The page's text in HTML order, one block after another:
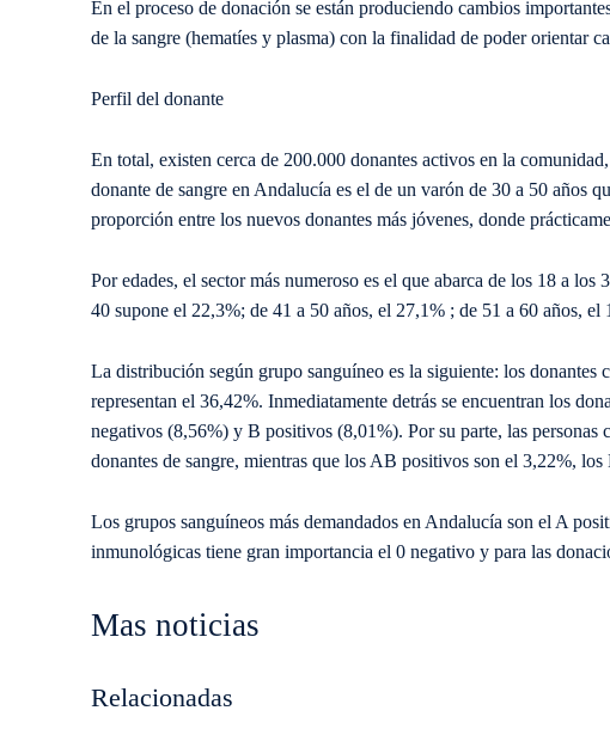
En el proceso de donación se están produciendo cambios
de la sangre (hematíes y plasma) con la finalidad de poder orientar
Perfil del donante
En total, existen cerca de 200.000 donantes activos en la
donante de sangre en Andalucía es el de un varón de 30 a 50 años
proporción entre los nuevos donantes más jóvenes, donde
Por edades, el sector más numeroso es el que abarca de los 18 a
40 supone el 22,3%; de 41 a 50 años, el 27,1% ; de 51 a 60 años,
La distribución según grupo sanguíneo es la siguiente: los
representan el 36,42%. Inmediatamente detrás se encuentran los
negativos (8,56%) y B positivos (8,01%). Por su parte, las
donantes de sangre, mientras que los AB positivos son el 3,22%,
Los grupos sanguíneos más demandados en Andalucía son el A
inmunológicas tiene gran importancia el 0 negativo y para las
Mas noticias
Relacionadas